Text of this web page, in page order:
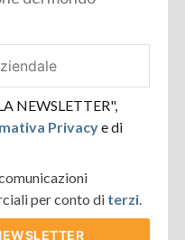
NEWSLETTER",
Privacye di
per conto di terzi.